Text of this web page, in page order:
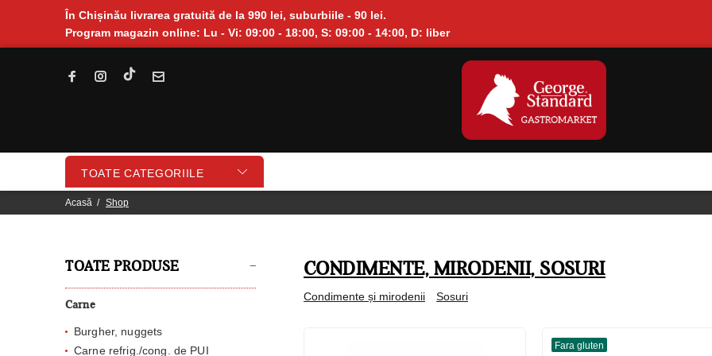
În Chișinău livrarea gratuită de la 990 lei, suburbiile - 90 lei.
Program magazin online: Lu - Vi: 09:00 - 18:00, S: 09:00 - 14:00, D: liber
TOATE CATEGORIILE
Acasă Shop
TOATE PRODUSE
Carne
Burgher, nuggets
Carne refrig./cong. de PUI
CONDIMENTE, MIRODENII, SOSURI
Condimente și mirodenii Sosuri
Fara gluten